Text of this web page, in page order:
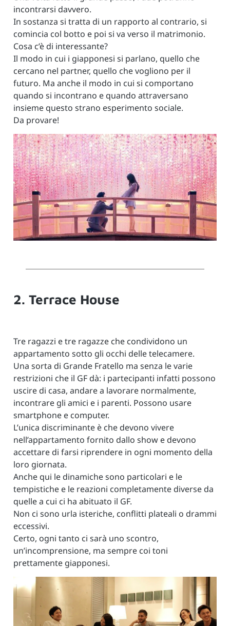
incontrarsi davvero.
In sostanza si tratta di un rapporto al contrario, si
comincia col botto e poi si va verso il matrimonio.
Cosa c’è di interessante?
Il modo in cui i giapponesi si parlano, quello che
cercano nel partner, quello che vogliono per il
futuro. Ma anche il modo in cui si comportano
quando si incontrano e quando attraversano
insieme questo strano esperimento sociale.
Da provare!
2. Terrace House
Tre ragazzi e tre ragazze che condividono un
appartamento sotto gli occhi delle telecamere.
Una sorta di Grande Fratello ma senza le varie
restrizioni che il GF dà: i partecipanti infatti possono
uscire di casa, andare a lavorare normalmente,
incontrare gli amici e i parenti. Possono usare
smartphone e computer.
L’unica discriminante è che devono vivere
nell’appartamento fornito dallo show e devono
accettare di farsi riprendere in ogni momento della
loro giornata.
Anche qui le dinamiche sono particolari e le
tempistiche e le reazioni completamente diverse da
quelle a cui ci ha abituato il GF.
Non ci sono urla isteriche, conflitti plateali o drammi
eccessivi.
Certo, ogni tanto ci sarà uno scontro,
un’incomprensione, ma sempre coi toni
prettamente giapponesi.